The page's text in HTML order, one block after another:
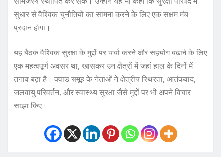
सुधार से वैश्विक चुनौतियों का सामना करने के लिए एक सक्षम मंच
प्रदान होगा।
यह बैठक वैश्विक सुरक्षा के मुद्दों पर चर्चा करने और सहयोग बढ़ाने के लिए
एक महत्वपूर्ण अवसर था, खासकर उन क्षेत्रों में जहां हाल के दिनों में
तनाव बढ़ा है। क्वाड समूह के नेताओं ने क्षेत्रीय स्थिरता, आतंकवाद,
जलवायु परिवर्तन, और स्वास्थ्य सुरक्षा जैसे मुद्दों पर भी अपने विचार
साझा किए।